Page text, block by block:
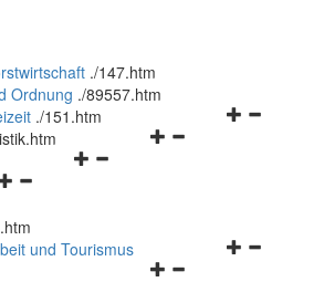
./147.htm
Ordnung ./89557.htm
Navigationsmenü
./151.htm
Navigationsmenü
Navigationsmenü
und Tourismus